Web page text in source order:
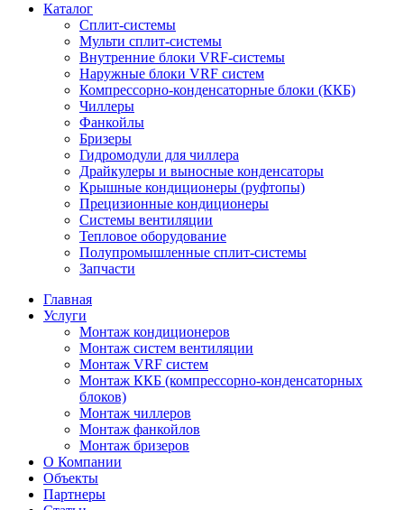
Каталог
Сплит-системы
Мульти сплит-системы
Внутренние блоки VRF-cистемы
Наружные блоки VRF cистем
Компрессорно-конденсаторные блоки (ККБ)
Чиллеры
Фанкойлы
Бризеры
Гидромодули для чиллера
Драйкулеры и выносные конденсаторы
Крышные кондиционеры (руфтопы)
Прецизионные кондиционеры
Системы вентиляции
Тепловое оборудование
Полупромышленные сплит-системы
Запчасти
Главная
Услуги
Монтаж кондиционеров
Монтаж cистем вентиляции
Монтаж VRF систем
Монтаж ККБ (компрессорно-конденсаторных
блоков)
Монтаж чиллеров
Монтаж фанкойлов
Монтаж бризеров
О Компании
Объекты
Партнеры